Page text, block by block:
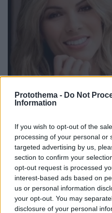
Protothema - Do Not
Information
If you wish to opt-out of the
processing of your personal or
targeted advertising by us,
section to confirm your
opt-out request is processed
interest-based ads based on
us or personal information
your opt-out. You may
disclosure of your personal
Μαρία Λουίζα Βούρου:
είχα την απώλεια του